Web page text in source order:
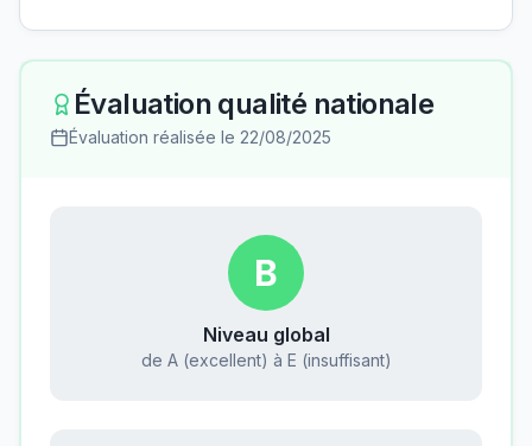
Évaluation qualité nationale
Évaluation réalisée le 22/08/2025
B
Niveau global
de A (excellent) à E (insuffisant)